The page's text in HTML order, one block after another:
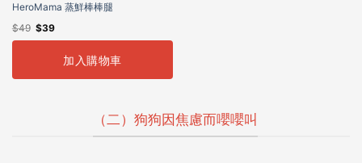
HeroMama 蒸鮮棒棒腿
$49 $39
加入購物車
（二）狗狗因焦慮而嚶嚶叫